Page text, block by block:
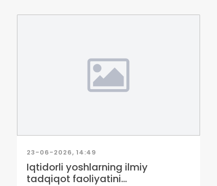
23-06-2026, 14:49
Iqtidorli yoshlarning ilmiy
tadqiqot faoliyatini...